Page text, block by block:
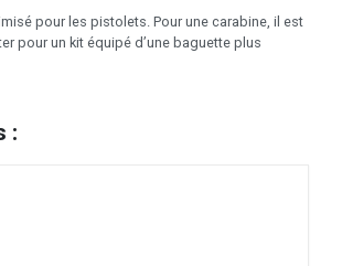
pour les pistolets. Pour une carabine, il est
pour un kit équipé d’une baguette plus
: